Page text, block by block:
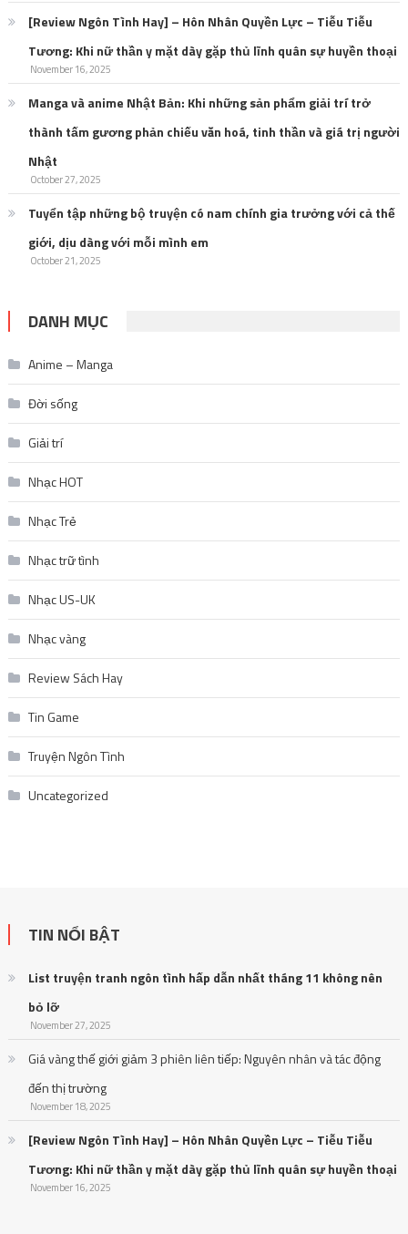
[Review Ngôn Tình Hay] – Hôn Nhân Quyền Lực – Tiễu Tiễu
Tương: Khi nữ thần y mặt dày gặp thủ lĩnh quân sự huyền thoại
November 16, 2025
Manga và anime Nhật Bản: Khi những sản phẩm giải trí trở
thành tấm gương phản chiếu văn hoá, tinh thần và giá trị người
Nhật
October 27, 2025
Tuyển tập những bộ truyện có nam chính gia trưởng với cả thế
giới, dịu dàng với mỗi mình em
October 21, 2025
DANH MỤC
Anime – Manga
Đời sống
Giải trí
Nhạc HOT
Nhạc Trẻ
Nhạc trữ tình
Nhạc US-UK
Nhạc vàng
Review Sách Hay
Tin Game
Truyện Ngôn Tình
Uncategorized
TIN NỔI BẬT
List truyện tranh ngôn tình hấp dẫn nhất tháng 11 không nên
bỏ lỡ
November 27, 2025
Giá vàng thế giới giảm 3 phiên liên tiếp: Nguyên nhân và tác động
đến thị trường
November 18, 2025
[Review Ngôn Tình Hay] – Hôn Nhân Quyền Lực – Tiễu Tiễu
Tương: Khi nữ thần y mặt dày gặp thủ lĩnh quân sự huyền thoại
November 16, 2025